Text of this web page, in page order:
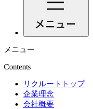
メニュー
Contents
リクルートトップ
企業理念
会社概要